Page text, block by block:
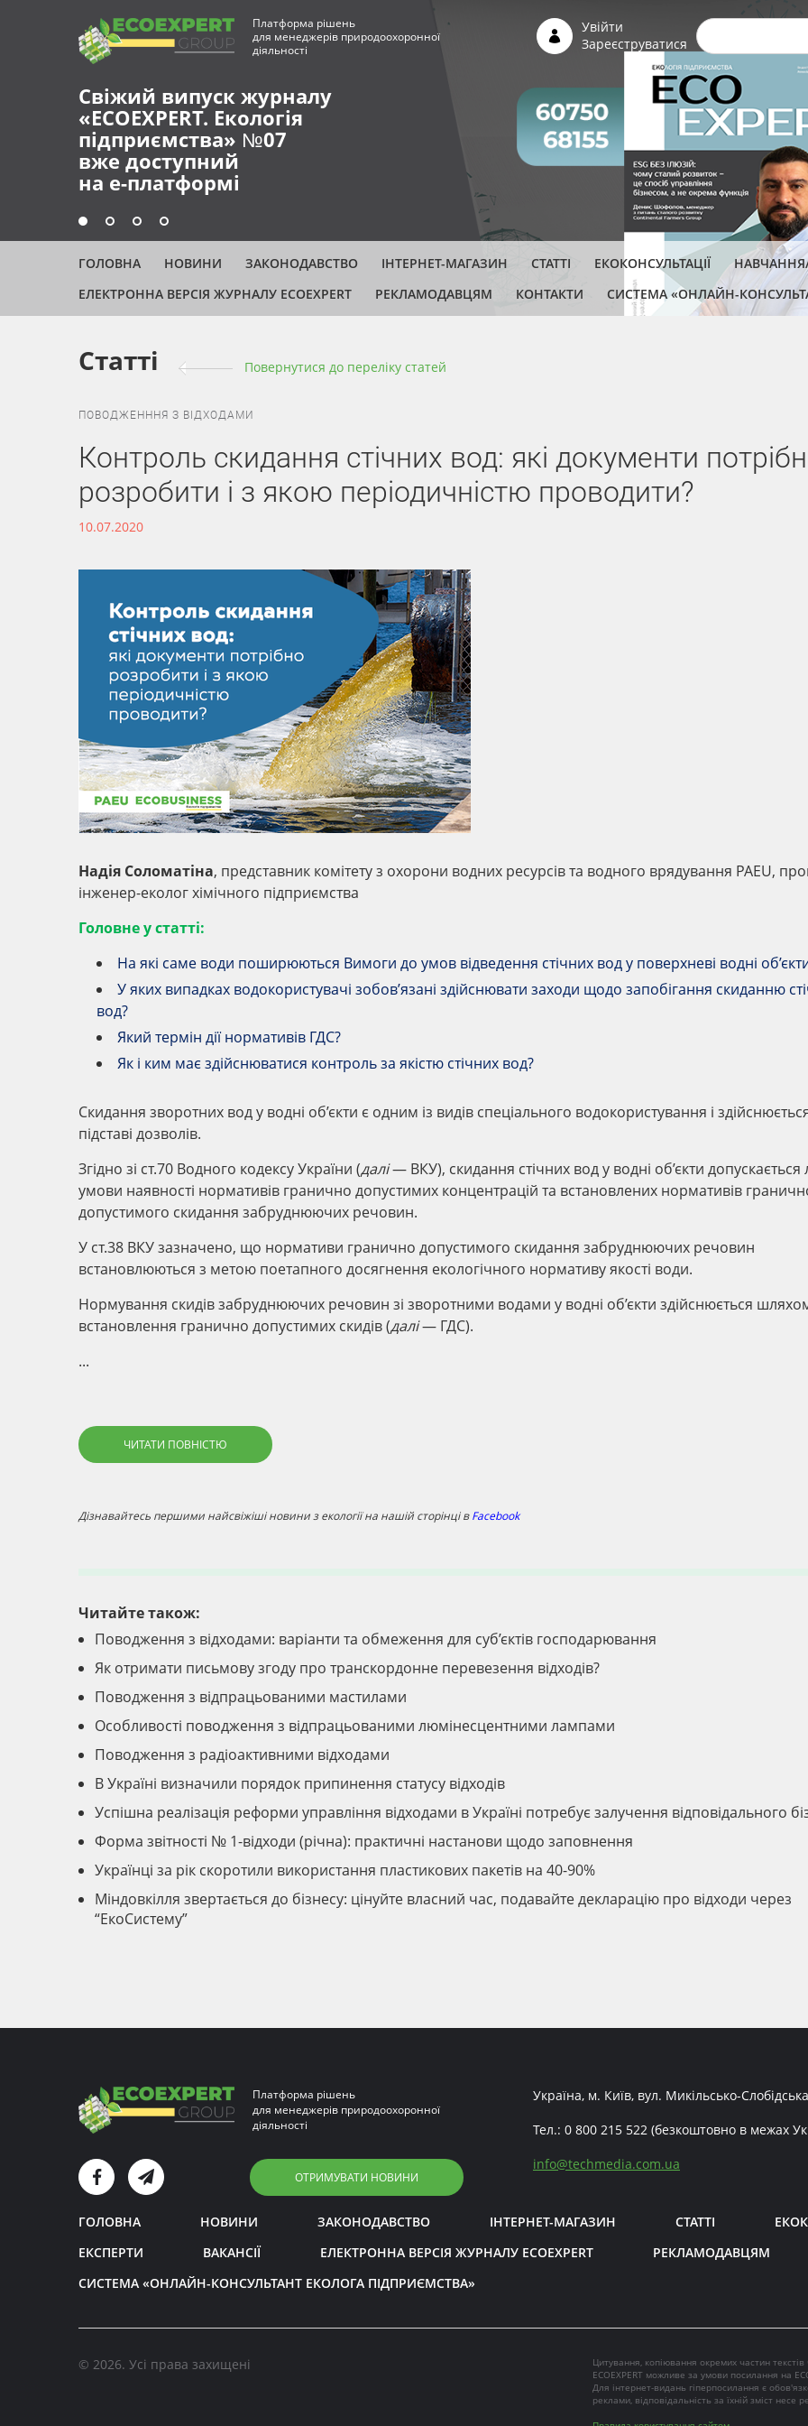
Свіжий випуск журналу
«ECOEXPERT. Екологія
підприємства» №07
вже доступний
на е-платформі
Платформа рішень
для менеджерів природоохоронної
діяльності
Увійти
Зареєструватися
ГОЛОВНА НОВИНИ ЗАКОНОДАВСТВО ІНТЕРНЕТ-МАГАЗИН СТАТТІ ЕКОКОНСУЛЬТАЦІЇ
НАВЧАННЯ/
ЕЛЕКТРОННА ВЕРСІЯ ЖУРНАЛУ ECOEXPERT
РЕКЛАМОДАВЦЯМ КОНТАКТИ СИСТЕМА «ОНЛАЙН-
Статті Повернутися до переліку cтатей
ПОВОДЖЕНННЯ З ВІДХОДАМИ
Контроль скидання стічних вод: які документи
розробити і з якою періодичністю проводити?
10.07.2020
Надія Соломатіна, представник комітету з охорони водних ресурсів та водного врядування PAEU,
інженер-еколог хімічного підприємства
Головне у статті:
На які саме води поширюються Вимоги до умов відведення стічних вод у поверхневі водні
У яких випадках водокористувачі зобов’язані здійснювати заходи щодо запобігання скиданню
вод?
Який термін дії нормативів ГДС?
Як і ким має здійснюватися контроль за якістю стічних вод?
Скидання зворотних вод у водні об’єкти є одним із видів спеціального водокористування і
підставі дозволів.
Згідно зі ст.70 Водного кодексу України (далі— ВКУ), скидання стічних вод у водні об’єкти
умови наявності нормативів гранично допустимих концентрацій та встановлених нормативів
допустимого скидання забруднюючих речовин.
У ст.38 ВКУ зазначено, що нормативи гранично допустимого скидання забруднюючих речовин
встановлюються з метою поетапного досягнення екологічного нормативу якості води.
Нормування скидів забруднюючих речовин зі зворотними водами у водні об’єкти здійснюється
встановлення гранично допустимих скидів (далі— ГДС).
...
ЧИТАТИ ПОВНІСТЮ
Дізнавайтесь першими найсвіжіші новини з екології на нашій сторінці вFacebook
Читайте також:
Поводження з відходами: варіанти та обмеження для суб’єктів господарювання
Як отримати письмову згоду про транскордонне перевезення відходів?
Поводження з відпрацьованими мастилами
Особливості поводження з відпрацьованими люмінесцентними лампами
Поводження з радіоактивними відходами
В Україні визначили порядок припинення статусу відходів
Успішна реалізація реформи управління відходами в Україні потребує залучення відповідального
Форма звітності № 1-відходи (річна): практичні настанови щодо заповнення
Українці за рік скоротили використання пластикових пакетів на 40-90%
Міндовкілля звертається до бізнесу: цінуйте власний час, подавайте декларацію про відходи через
“ЕкоСистему”
Платформа рішень
для менеджерів природоохоронної
діяльності
ОТРИМУВАТИ НОВИНИ
Україна, м. Київ, вул. Микільсько-
Тел.: 0 800 215 522 (безкоштовно в межах
info@techmedia.com.ua
ГОЛОВНА НОВИНИ ЗАКОНОДАВСТВО ІНТЕРНЕТ-МАГАЗИН СТАТТІ
ЕКСПЕРТИ
ВАКАНСІЇ ЕЛЕКТРОННА ВЕРСІЯ ЖУРНАЛУ ECOEXPERT
РЕКЛАМОДАВЦЯМ
СИСТЕМА «ОНЛАЙН-КОНСУЛЬТАНТ ЕКОЛОГА ПІДПРИЄМСТВА»
Цитування, копіювання окремих частин
ECOEXPERT можливе за умови посилання на
Для інтернет-видань гіперпосилання є
реклами, відповідальність за їхній зміст несе
© 2026. Усі права захищені